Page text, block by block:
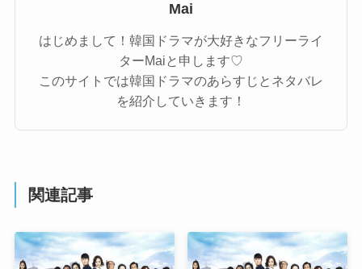
Mai
はじめまして！韓国ドラマが大好きなフリーライ
ターMaiと申します♡
このサイトでは韓国ドラマのあらすじとネタバレ
を紹介していきます！
関連記事